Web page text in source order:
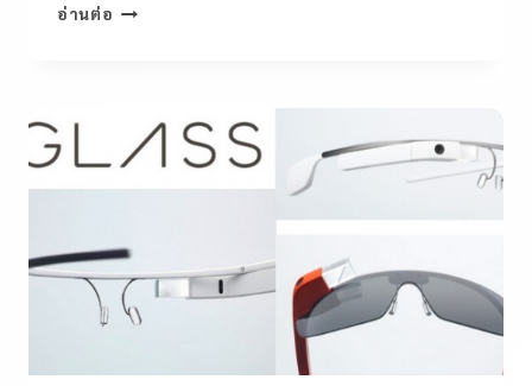
อ่านต่อ